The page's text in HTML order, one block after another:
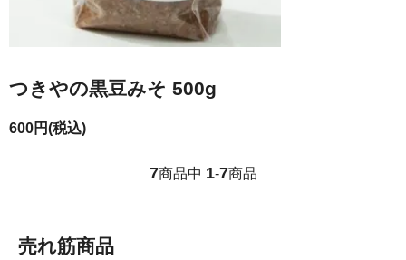
つきやの黒豆みそ 500g
600円(税込)
7商品中 1-7商品
売れ筋商品